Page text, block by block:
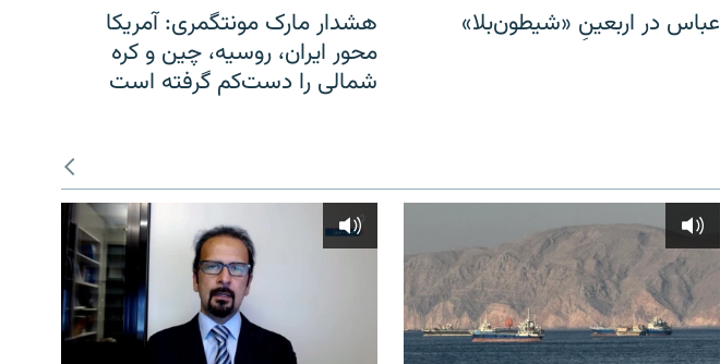
عباس در اربعینِ «شیطون‌بلا»
هشدار مارک مونتگمری: آمریکا
محور ایران، روسیه، چین و کره
شمالی را دست‌کم گرفته است